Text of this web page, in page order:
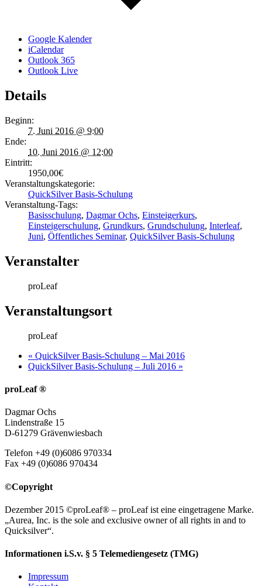
Google Kalender
iCalendar
Outlook 365
Outlook Live
Details
Beginn:
7. Juni 2016 @ 9:00
Ende:
10. Juni 2016 @ 12:00
Eintritt:
1950,00€
Veranstaltungskategorie:
QuickSilver Basis-Schulung
Veranstaltung-Tags:
Basisschulung, Dagmar Ochs, Einsteigerkurs,
Einsteigerschulung, Grundkurs, Grundschulung, Interleaf,
Juni, Öffentliches Seminar, QuickSilver Basis-Schulung
Veranstalter
proLeaf
Veranstaltungsort
proLeaf
« QuickSilver Basis-Schulung – Mai 2016
QuickSilver Basis-Schulung – Juli 2016 »
proLeaf ®
Dagmar Ochs
Lindenstraße 15
D-61279 Grävenwiesbach
Telefon +49 (0)6086 970334
Fax +49 (0)6086 970434
©Copyright
Dezember 2015 ©proLeaf® – proLeaf ist eine eingetragene Marke.
„Aurea, Inc. is the sole and exclusive owner of all rights in and to
Quicksilver“.
Informationen i.S.v. § 5 Telemediengesetz (TMG)
Impressum